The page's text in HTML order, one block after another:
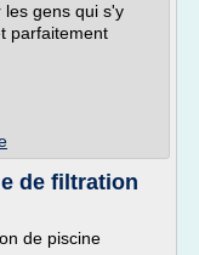
les gens qui s'y
parfaitement
de filtration
de piscine